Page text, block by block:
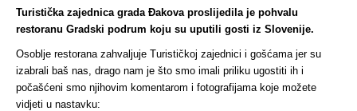
Turistička zajednica grada Đakova proslijedila je pohvalu
restoranu Gradski podrum koju su uputili gosti iz Slovenije.
Osoblje restorana zahvaljuje Turističkoj zajednici i gošćama jer su
izabrali baš nas, drago nam je što smo imali priliku ugostiti ih i
počašćeni smo njihovim komentarom i fotografijama koje možete
vidjeti u nastavku: